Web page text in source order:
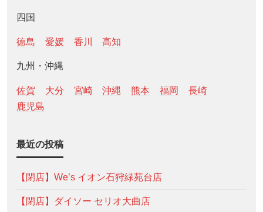
四国
徳島 愛媛 香川 高知
九州・沖縄
佐賀 大分 宮崎 沖縄 熊本 福岡
長崎
鹿児島
最近の投稿
【閉店】We’s イオン石狩緑苑台店
【閉店】ダイソー セリオ大曲店